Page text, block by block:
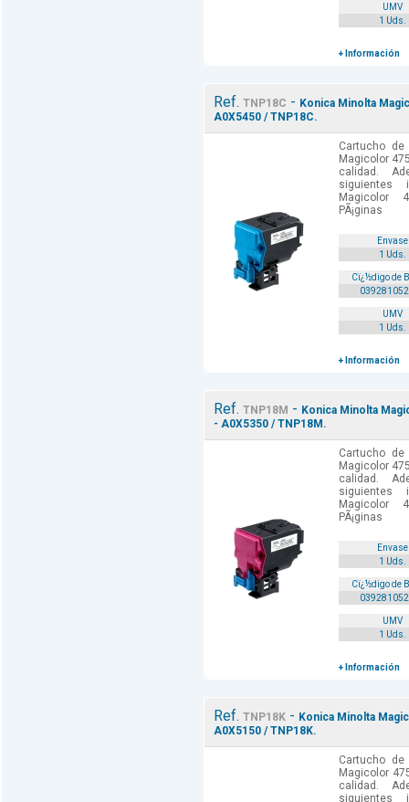
UMV
1 Uds.
+ Información
Ref. TNP18C - Konica Minolta
A0X5450 / TNP18C.
Cartucho
Magicolor
calidad.
siguientes
Magicolor
PÃ¡ginas
Envase
1 Uds.
Cï¿½digo de
UMV
1 Uds.
+ Información
Ref. TNP18M - Konica Minolta
- A0X5350 / TNP18M.
Cartucho
Magicolor
calidad.
siguientes
Magicolor
PÃ¡ginas
Envase
1 Uds.
Cï¿½digo de
UMV
1 Uds.
+ Información
Ref. TNP18K- Konica Minolta
A0X5150 / TNP18K.
Cartucho
Magicolor
calidad.
siguientes